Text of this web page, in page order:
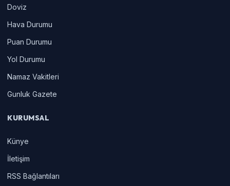
Doviz
Hava Durumu
Puan Durumu
Yol Durumu
Namaz Vakitleri
Gunluk Gazete
KURUMSAL
Künye
İletişim
RSS Bağlantıları